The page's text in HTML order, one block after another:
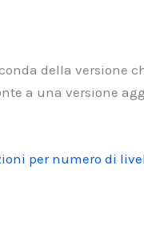
della versione
a una versione
per numero di